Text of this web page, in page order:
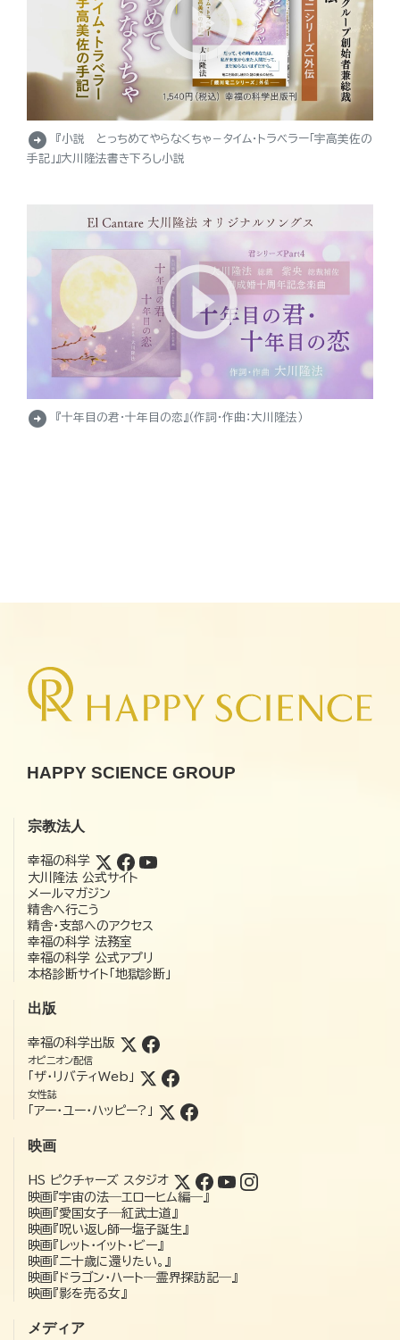
arrow_circle_right
『小説 とっちめてやらなくちゃ－タイム・トラベラー「宇高美佐の
手記」』大川隆法書き下ろし小説
arrow_circle_right 『十年目の君・十年目の恋』（作詞・作曲：大川隆法）
HAPPY SCIENCE GROUP
宗教法人
幸福の科学
大川隆法 公式サイト
メールマガジン
精舎へ行こう
精舎・支部へのアクセス
幸福の科学 法務室
幸福の科学 公式アプリ
本格診断サイト「地獄診断」
出版
幸福の科学出版
オピニオン配信
「ザ・リバティWeb」
女性誌
「アー・ユー・ハッピー?」
映画
HS ピクチャーズ スタジオ
映画『宇宙の法―エローヒム編―』
映画『愛国女子―紅武士道』
映画『呪い返し師—塩子誕生』
映画『レット・イット・ビー』
映画『二十歳に還りたい。』
映画『ドラゴン・ハート―霊界探訪記―』
映画『影を売る女』
メディア